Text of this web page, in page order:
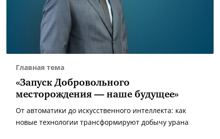
Главная тема
«Запуск Добровольного
месторождения — наше будущее»
От автоматики до искусственного интеллекта: как
новые технологии трансформируют добычу урана